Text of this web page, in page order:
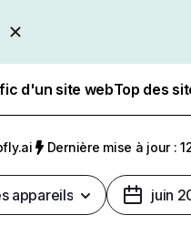
d'un site webTop des
Dernière mise à jour :
appareils juin